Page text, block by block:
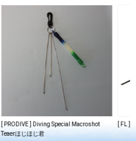
[ PRODIVE ] Diving Special Macroshot
Teaerほじほじ君
[ FL ]